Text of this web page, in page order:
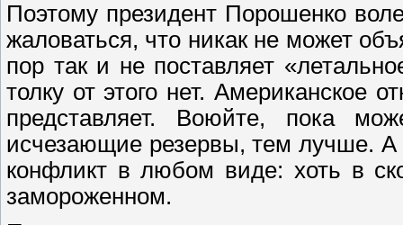
Поэтому президент Порошенко
жаловаться, что никак не может
пор так и не поставляет
толку от этого нет. Американское
представляет. Воюйте, пока
исчезающие резервы, тем лучше. А
конфликт в любом виде: хоть в
замороженном.